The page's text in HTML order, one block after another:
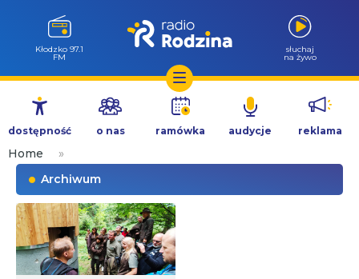
Przejdź
treści
Kłodzko 97.1
FM
słuchaj
na żywo
dostępność o nas ramówka audycje reklama
Home
»
Archiwum